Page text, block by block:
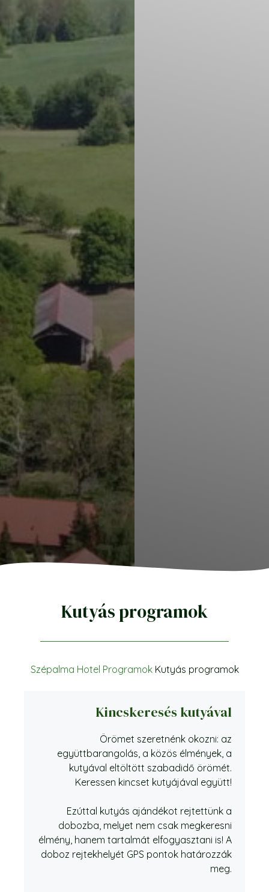
Kutyás programok
Szépalma Hotel Programok Kutyás programok
Kincskeresés kutyával
Örömet szeretnénk okozni: az
együttbarangolás, a közös élmények, a
kutyával eltöltött szabadidő örömét.
Keressen kincset kutyájával együtt!
Ezúttal kutyás ajándékot rejtettünk a
dobozba, melyet nem csak megkeresni
élmény, hanem tartalmát elfogyasztani is! A
doboz rejtekhelyét GPS pontok határozzák
meg.